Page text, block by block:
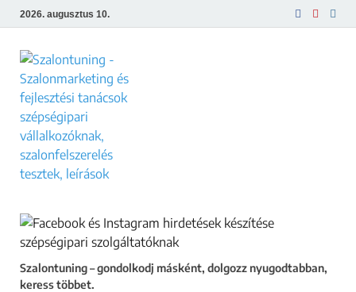
2026. augusztus 10.
Szalontuning – gondolkodj másként, dolgozz nyugodtabban,
keress többet.